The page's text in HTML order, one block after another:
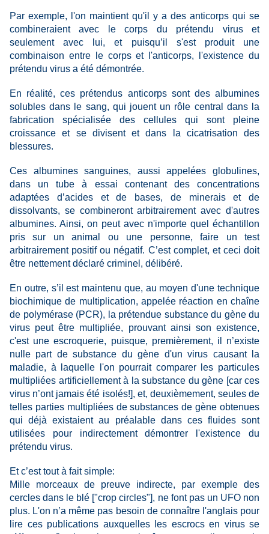
Par exemple, l'on maintient qu'il y a des anticorps qui se
combineraient avec le corps du prétendu virus et
seulement avec lui, et puisqu’il s'est produit une
combinaison entre le corps et l'anticorps, l'existence du
prétendu virus a été démontrée.
En réalité, ces prétendus anticorps sont des albumines
solubles dans le sang, qui jouent un rôle central dans la
fabrication spécialisée des cellules qui sont pleine
croissance et se divisent et dans la cicatrisation des
blessures.
Ces albumines sanguines, aussi appelées globulines,
dans un tube à essai contenant des concentrations
adaptées d’acides et de bases, de minerais et de
dissolvants, se combineront arbitrairement avec d'autres
albumines. Ainsi, on peut avec n'importe quel échantillon
pris sur un animal ou une personne, faire un test
arbitrairement positif ou négatif. C’est complet, et ceci doit
être nettement déclaré criminel, délibéré.
En outre, s’il est maintenu que, au moyen d'une technique
biochimique de multiplication, appelée réaction en chaîne
de polymérase (PCR), la prétendue substance du gène du
virus peut être multipliée, prouvant ainsi son existence,
c'est une escroquerie, puisque, premièrement, il n’existe
nulle part de substance du gène d'un virus causant la
maladie, à laquelle l'on pourrait comparer les particules
multipliées artificiellement à la substance du gène [car ces
virus n’ont jamais été isolés!], et, deuxièmement, seules de
telles parties multipliées de substances de gène obtenues
qui déjà existaient au préalable dans ces fluides sont
utilisées pour indirectement démontrer l'existence du
prétendu virus.
Et c’est tout à fait simple:
Mille morceaux de preuve indirecte,
par exemple des
cercles dans le blé ["crop circles"], ne font pas un UFO non
plus. L'on n’a même pas besoin de connaître l'anglais pour
lire ces publications auxquelles les escrocs en virus se